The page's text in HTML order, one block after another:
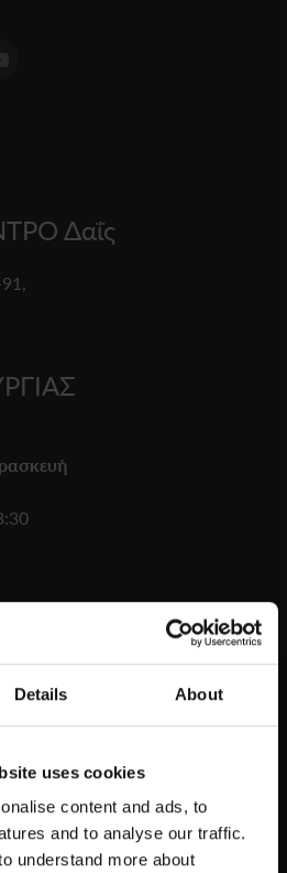
Details About
uses cookies
content and ads, to
and to analyse our traffic.
understand more about
Δαΐς
210 61.86.050